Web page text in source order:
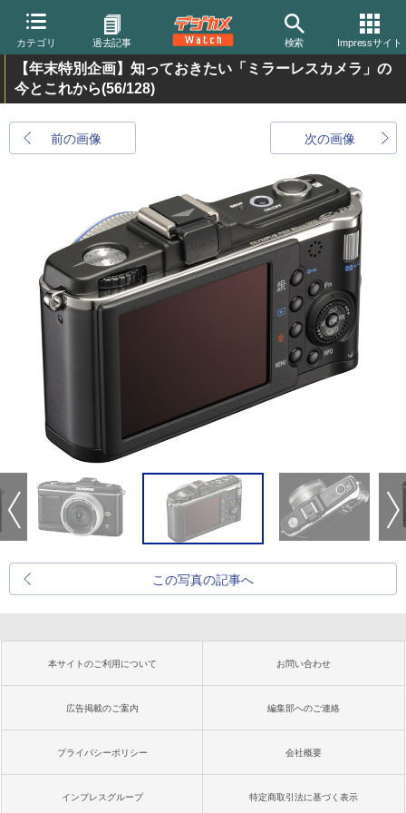
カテゴリ 過去記事 検索 Impressサイト
【年末特別企画】知っておきたい「ミラーレスカメラ」の
今とこれから(56/128)
前の画像 次の画像
この写真の記事へ
本サイトのご利用について お問い合わせ
広告掲載のご案内 編集部へのご連絡
プライバシーポリシー 会社概要
インプレスグループ 特定商取引法に基づく表示